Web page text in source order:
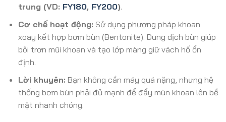
trung (VD: FY180, FY200).
Cơ chế hoạt động: Sử dụng phương pháp khoan
xoay kết hợp bơm bùn (Bentonite). Dung dịch bùn giúp
bôi trơn mũi khoan và tạo lớp màng giữ vách hố ổn
định.
Lời khuyên: Bạn không cần máy quá nặng, nhưng hệ
thống bơm bùn phải đủ mạnh để đẩy mùn khoan lên bề
mặt nhanh chóng.